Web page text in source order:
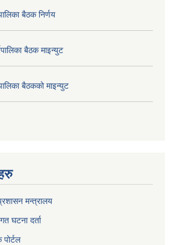
बैठक निर्णय
बैठक माइन्युट
बैठकको माइन्युट
मन्त्रालय
घटना दर्ता